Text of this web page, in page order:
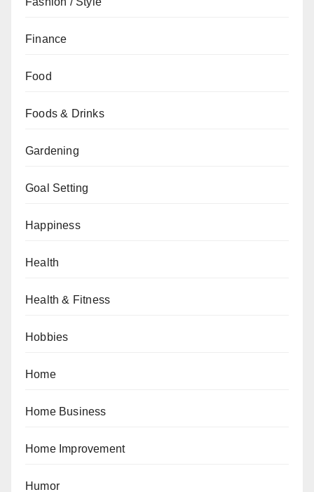
Finance
Food
Foods & Drinks
Gardening
Goal Setting
Happiness
Health
Health & Fitness
Hobbies
Home
Home Business
Home Improvement
Humor